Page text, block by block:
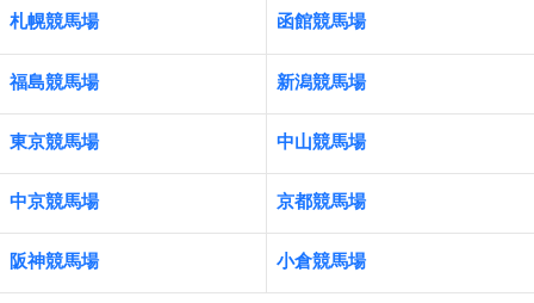
札幌競馬場 函館競馬場
福島競馬場 新潟競馬場
東京競馬場 中山競馬場
中京競馬場 京都競馬場
阪神競馬場 小倉競馬場